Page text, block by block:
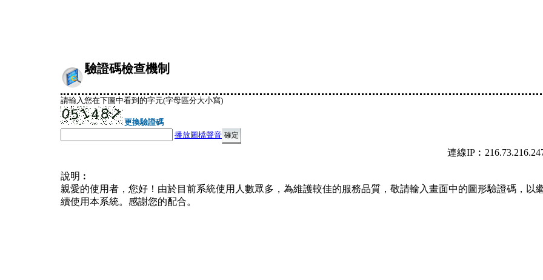
驗證碼檢查機制
請輸入您在下圖中看到的字元(字母區分大小寫)
更換驗證碼
播放圖檔聲音
連線
說明︰
親愛的使用者，您好！由於目前系統使用人數眾多，為維護較佳的服務品質，敬請輸入畫面中的圖形驗證碼，以
續使用本系統。感謝您的配合。